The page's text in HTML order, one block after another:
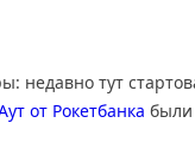
недавно тут
от Рокетбанка